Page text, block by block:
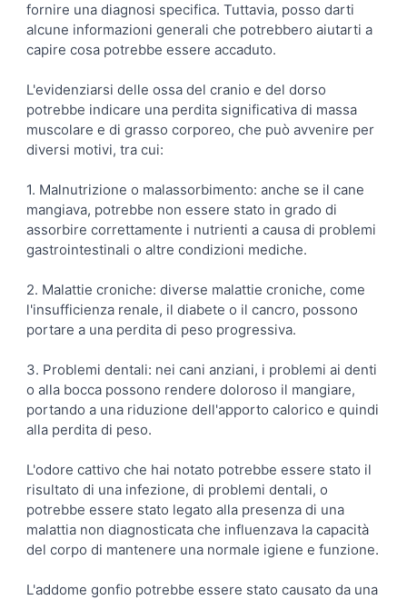
fornire una diagnosi specifica. Tuttavia, posso darti
alcune informazioni generali che potrebbero aiutarti a
capire cosa potrebbe essere accaduto.
L'evidenziarsi delle ossa del cranio e del dorso
potrebbe indicare una perdita significativa di massa
muscolare e di grasso corporeo, che può avvenire per
diversi motivi, tra cui:
1. Malnutrizione o malassorbimento: anche se il cane
mangiava, potrebbe non essere stato in grado di
assorbire correttamente i nutrienti a causa di problemi
gastrointestinali o altre condizioni mediche.
2. Malattie croniche: diverse malattie croniche, come
l'insufficienza renale, il diabete o il cancro, possono
portare a una perdita di peso progressiva.
3. Problemi dentali: nei cani anziani, i problemi ai denti
o alla bocca possono rendere doloroso il mangiare,
portando a una riduzione dell'apporto calorico e quindi
alla perdita di peso.
L'odore cattivo che hai notato potrebbe essere stato il
risultato di una infezione, di problemi dentali, o
potrebbe essere stato legato alla presenza di una
malattia non diagnosticata che influenzava la capacità
del corpo di mantenere una normale igiene e funzione.
L'addome gonfio potrebbe essere stato causato da una